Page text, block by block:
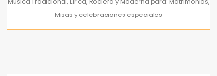
Misas y celebraciones especiales